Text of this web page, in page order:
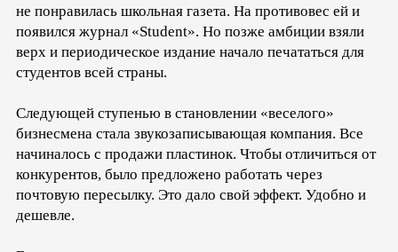
не понравилась школьная газета. На противовес ей и
появился журнал «Student». Но позже амбиции взяли
верх и периодическое издание начало печататься для
студентов всей страны.
Следующей ступенью в становлении «веселого»
бизнесмена стала звукозаписывающая компания. Все
начиналось с продажи пластинок. Чтобы отличиться от
конкурентов, было предложено работать через
почтовую пересылку. Это дало свой эффект. Удобно и
дешевле.